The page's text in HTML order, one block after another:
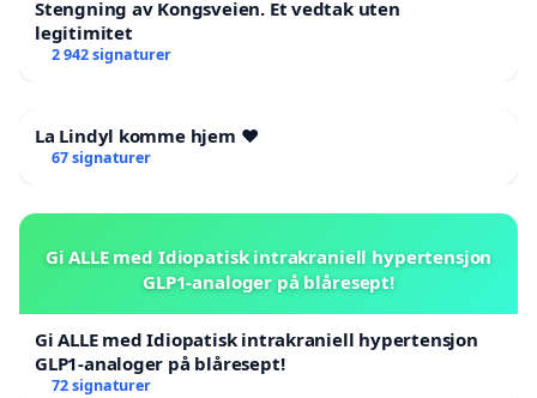
Stengning av Kongsveien. Et vedtak uten
legitimitet
2 942 signaturer
La Lindyl komme hjem ❤️
67 signaturer
Gi ALLE med Idiopatisk intrakraniell hypertensjon
GLP1-analoger på blåresept!
Gi ALLE med Idiopatisk intrakraniell hypertensjon
GLP1-analoger på blåresept!
72 signaturer